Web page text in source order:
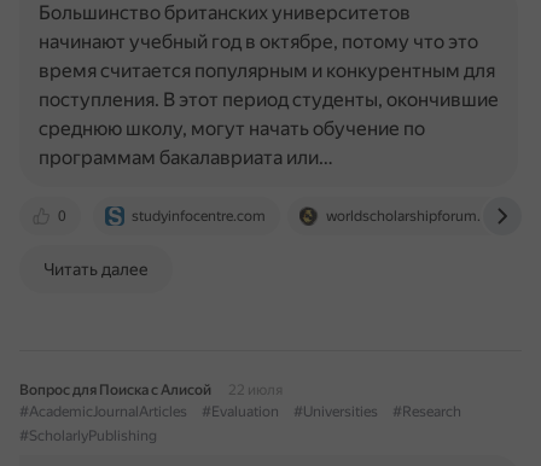
0 studyinfocentre.com worldscholarshipforum.com
Большинство британских университетов
начинают учебный год в октябре, потому что это
время считается популярным и конкурентным для
поступления. В этот период студенты, окончившие
среднюю школу, могут начать обучение по
программам бакалавриата или…
Читать далее
Вопрос для Поиска с Алисой
22 июля
#AcademicJournalArticles
#Evaluation #Universities
#Research
#ScholarlyPublishing